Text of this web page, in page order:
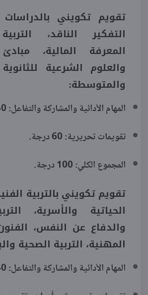
تقويم تكويني بالدراسات
التفكير الناقد،
المعرفة المالية،
والعلوم الشرعية للثانوية
والمتوسطة:
المهام الأدائية والمشاركة والتفاعل: 40 درجة.
تقويمات تحريرية: 60 درجة.
المجموع الكلي: 100 درجة.
تقويم تكويني بالتربية
الحياتية والأسرية،
والدفاع عن النفس،
المهنية، التربية الصحية
المهام الأدائية والمشاركة والتفاعل: 40 درجة.